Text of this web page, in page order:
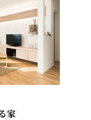
家